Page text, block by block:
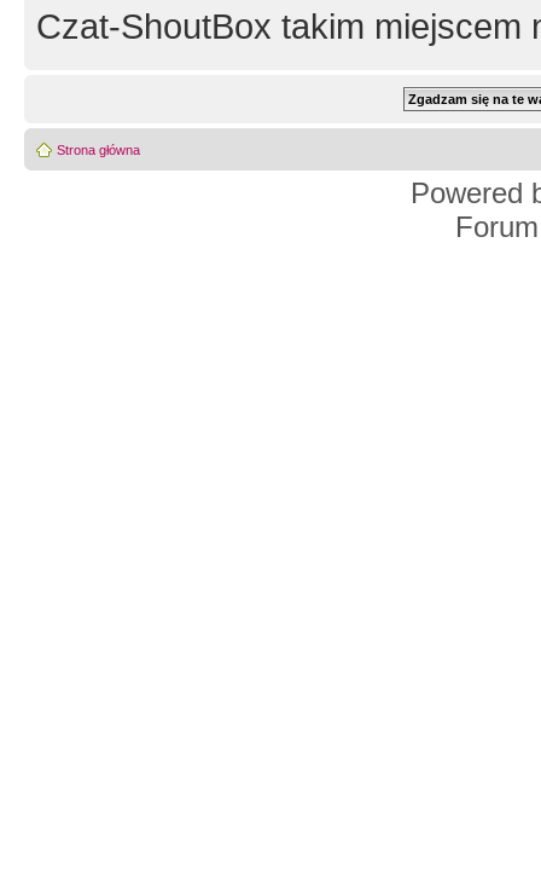
Czat-ShoutBox takim miejscem
Strona główna
Powered